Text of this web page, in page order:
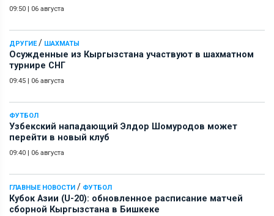
09:50 06 августа
ДРУГИЕ/ ШАХМАТЫ
Осужденные из Кыргызстана участвуют в шахматном
турнире СНГ
09:45 06 августа
ФУТБОЛ
Узбекский нападающий Элдор Шомуродов может
перейти в новый клуб
09:40 06 августа
ГЛАВНЫЕ НОВОСТИ / ФУТБОЛ
Кубок Азии (U-20): обновленное расписание матчей
сборной Кыргызстана в Бишкеке